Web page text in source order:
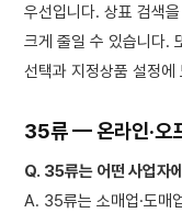
우선입니다. 상표 검색
크게 줄일 수 있습니다.
선택과 지정상품 설정에
35류 — 온라인·오
Q. 35류는 어떤 사업자
A. 35류는 소매업·도매